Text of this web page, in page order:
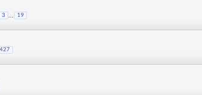
3 19
427